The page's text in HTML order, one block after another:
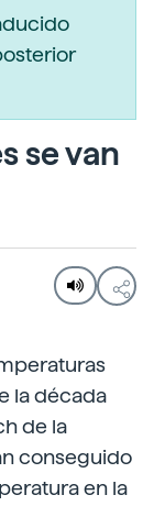
se van
la década
de la
conseguido
en la